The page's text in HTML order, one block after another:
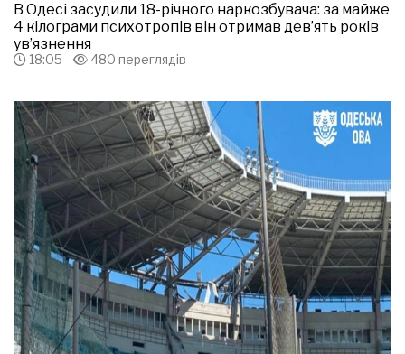
В Одесі засудили 18-річного наркозбувача: за майже
4 кілограми психотропів він отримав дев’ять років
ув’язнення
18:05 480 переглядів